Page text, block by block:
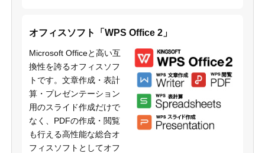
オフィスソフト「WPS Office 2」
Microsoft Officeと高い互
換性を誇るオフィスソフ
トです。文章作成・表計
算・プレゼンテーション
用のスライド作成だけで
なく、PDFの作成・閲覧
も行える高性能な総合オ
フィスソフトとしてオフ